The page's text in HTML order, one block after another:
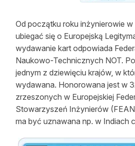
Leśnik na zakupach
Z zagranicy
Edukacja
Lasy prywatne
O nas
100 lat „Lasu Polskiego”
Od początku roku inżynierowie
ubiegać się o Europejską
wydawanie kart odpowiada
Naukowo-Technicznych NOT.
jednym z dziewięciu krajów, w
wydawana. Honorowana jest w
zrzeszonych w Europejskiej
Stowarzyszeń Inżynierów
ma być uznawana np. w Indiach